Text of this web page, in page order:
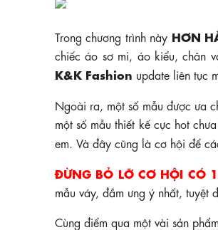
Trong chương trình này HƠN
chiếc áo sơ mi, áo kiểu, chân
K&K Fashion update liên tục
Ngoài ra, một số mẫu được ưa
một số mẫu thiết kế cực hot
em. Và đây cũng là cơ hội để
ĐỪNG BỎ LỠ CƠ HỘI
mẫu váy, đầm ưng ý nhất, tuyệt
Cùng điểm qua một vài sản